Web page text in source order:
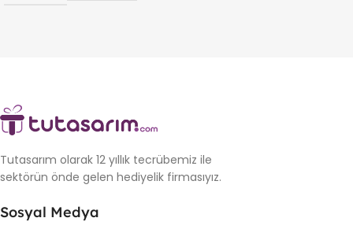
Tutasarım olarak 12 yıllık tecrübemiz ile
sektörün önde gelen hediyelik firmasıyız.
Sosyal Medya